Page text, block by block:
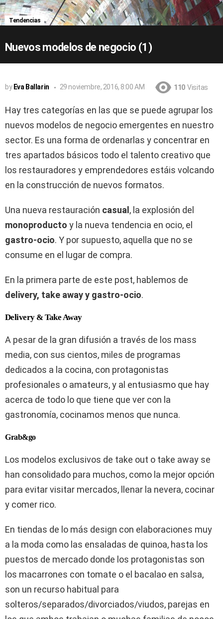
Tendencias
Nuevos modelos de negocio (1)
by Eva Ballarin 29 noviembre, 2016, 8:00 AM 110 Visitas
Hay tres categorías en las que se puede agrupar los
nuevos modelos de negocio emergentes en nuestro
sector. Es una forma de ordenarlas y concentrar en
tres apartados básicos todo el talento creativo que
los restauradores y emprendedores estáis volcando
en la construcción de nuevos formatos.
Una nueva restauración casual , la explosión del
monoproducto y la nueva tendencia en ocio, el
gastro-ocio. Y por supuesto, aquella que no se
consume en el lugar de compra.
En la primera parte de este post, hablemos de
delivery, take away y gastro-ocio.
Delivery & Take Away
A pesar de la gran difusión a través de los mass
media, con sus cientos, miles de programas
dedicados a la cocina, con protagonistas
profesionales o amateurs, y al entusiasmo que hay
acerca de todo lo que tiene que ver con la
gastronomía, cocinamos menos que nunca.
Grab&go
Los modelos exclusivos de take out o take away se
han consolidado para muchos, como la mejor opción
para evitar visitar mercados, llenar la nevera, cocinar
y comer rico.
En tiendas de lo más design con elaboraciones muy
a la moda como las ensaladas de quinoa, hasta los
puestos de mercado donde los protagonistas son
los macarrones con tomate o el bacalao en salsa,
son un recurso habitual para
solteros/separados/divorciados/viudos, parejas en